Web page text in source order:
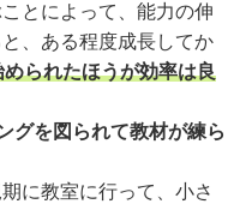
とによって、能力の伸
、ある程度成長してか
られたほうが効率は良
グを図られて教材が練ら
に教室に行って、小さ